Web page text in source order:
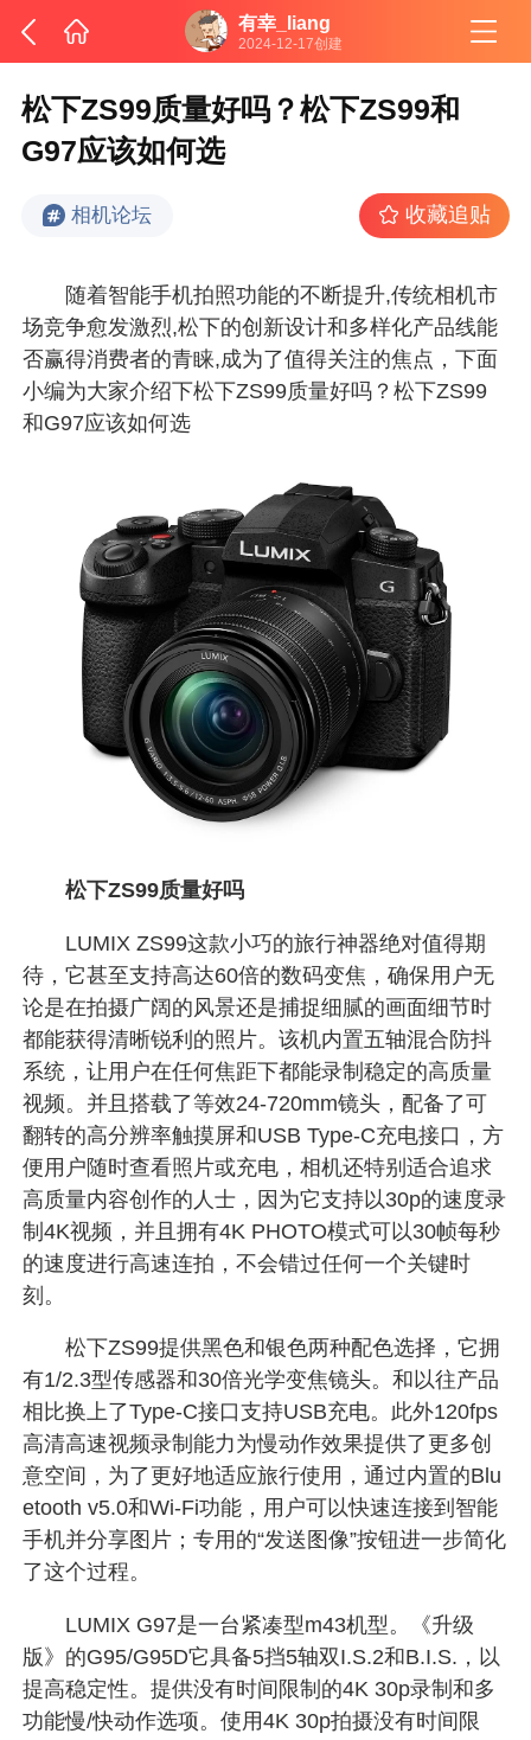
有幸_liang
2024-12-17创建
松下ZS99质量好吗？松下ZS99和
G97应该如何选
相机论坛 收藏追贴
随着智能手机拍照功能的不断提升,传统相机市
场竞争愈发激烈,松下的创新设计和多样化产品线能
否赢得消费者的青睐,成为了值得关注的焦点，下面
小编为大家介绍下松下ZS99质量好吗？松下ZS99
和G97应该如何选
松下ZS99质量好吗
LUMIX ZS99这款小巧的旅行神器绝对值得期
待，它甚至支持高达60倍的数码变焦，确保用户无
论是在拍摄广阔的风景还是捕捉细腻的画面细节时
都能获得清晰锐利的照片。该机内置五轴混合防抖
系统，让用户在任何焦距下都能录制稳定的高质量
视频。并且搭载了等效24-720mm镜头，配备了可
翻转的高分辨率触摸屏和USB Type-C充电接口，方
便用户随时查看照片或充电，相机还特别适合追求
高质量内容创作的人士，因为它支持以30p的速度录
制4K视频，并且拥有4K PHOTO模式可以30帧每秒
的速度进行高速连拍，不会错过任何一个关键时
刻。
松下ZS99提供黑色和银色两种配色选择，它拥
有1/2.3型传感器和30倍光学变焦镜头。和以往产品
相比换上了Type-C接口支持USB充电。此外120fps
高清高速视频录制能力为慢动作效果提供了更多创
意空间，为了更好地适应旅行使用，通过内置的Blu
etooth v5.0和Wi-Fi功能，用户可以快速连接到智能
手机并分享图片；专用的“发送图像”按钮进一步简化
了这个过程。
LUMIX G97是一台紧凑型m43机型。《升级
版》的G95/G95D它具备5挡5轴双I.S.2和B.I.S.，以
提高稳定性。提供没有时间限制的4K 30p录制和多
功能慢/快动作选项。使用4K 30p拍摄没有时间限